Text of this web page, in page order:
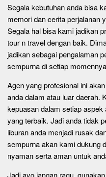
Segala kebutuhan anda bisa
memori dan cerita perjalanan
Segala hal bisa kami jadikan
tour n travel dengan baik.
jadikan sebagai pengalaman
sempurna di setiap
Agen yang profesional ini
anda dalam atau luar daerah.
kepuasan dalam setiap
yang terbaik. Jadi anda tidak
liburan anda menjadi rusak
sempurna akan kami dukung
nyaman serta aman untuk
Jadi ayo jangan ragu,